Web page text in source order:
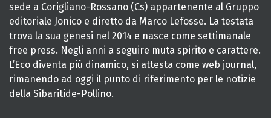
sede a Corigliano-Rossano (Cs) appartenente al Gruppo
editoriale Jonico e diretto da Marco Lefosse. La testata
trova la sua genesi nel 2014 e nasce come settimanale
free press. Negli anni a seguire muta spirito e carattere.
L’Eco diventa più dinamico, si attesta come web journal,
rimanendo ad oggi il punto di riferimento per le notizie
della Sibaritide-Pollino.